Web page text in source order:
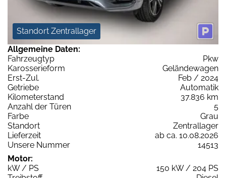
Standort Zentrallager
Allgemeine Daten:
Fahrzeugtyp
Pkw
Karosserieform
Geländewagen
Erst-Zul.
Feb / 2024
Getriebe
Automatik
Kilometerstand
37.836 km
Anzahl der Türen
5
Farbe
Grau
Standort
Zentrallager
Lieferzeit
ab ca. 10.08.2026
Unsere Nummer
14513
Motor:
kW / PS
150 kW / 204 PS